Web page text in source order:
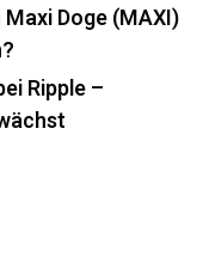
Doge (MAXI)
Ripple –